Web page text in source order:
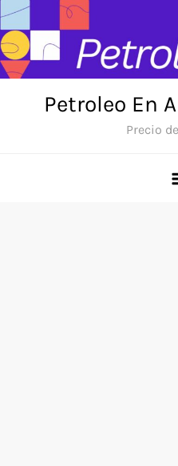
Skip
to
content
Petroleo En
Precio